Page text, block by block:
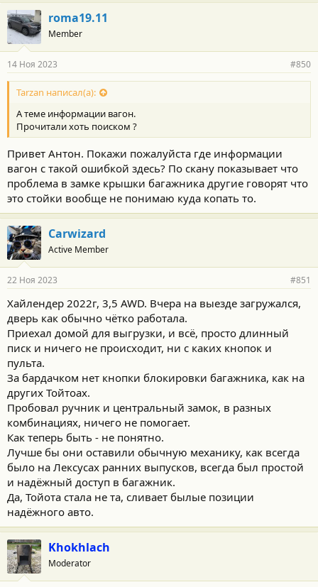
roma19.11
Member
14 Ноя 2023 #850
Tarzan написал(а):
А теме информации вагон.
Прочитали хоть поиском ?
Привет Антон. Покажи пожалуйста где информации
вагон с такой ошибкой здесь? По скану показывает что
проблема в замке крышки багажника другие говорят что
это стойки вообще не понимаю куда копать то.
Carwizard
Active Member
22 Ноя 2023 #851
Хайлендер 2022г, 3,5 AWD. Вчера на выезде загружался,
дверь как обычно чётко работала.
Приехал домой для выгрузки, и всё, просто длинный
писк и ничего не происходит, ни с каких кнопок и
пульта.
За бардачком нет кнопки блокировки багажника, как на
других Тойтоах.
Пробовал ручник и центральный замок, в разных
комбинациях, ничего не помогает.
Как теперь быть - не понятно.
Лучше бы они оставили обычную механику, как всегда
было на Лексусах ранних выпусков, всегда был простой
и надёжный доступ в багажник.
Да, Тойота стала не та, сливает былые позиции
надёжного авто.
Khokhlach
Moderator